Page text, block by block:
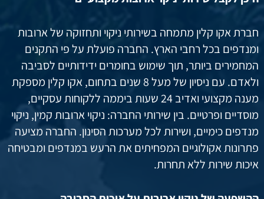
חברת אקו קלין מתמחה בשירותי ניקוי ותחזוקה של ארובות
ומנדפים בכל רחבי הארץ. החברה פועלת על פי התקנים
המחמירים ביותר, תוך שימוש בחומרים ידידותיים לסביבה
ולאדם. עם ניסיון של מעל 8 שנים בתחום, אקו קלין מספקת
מענה מקצועי ואדיב 24 שעות ביממה ללקוחות עסקיים,
מוסדיים ופרטיים. בין שירותי החברה: ניקוי ארובות קמין, ניקוי
מנדפים כימיים, ושירות לכל מערכות הסינון. החברה מציעה
פתרונות אקולוגיים המפחיתים את הרעש במנדפים ומבטיחה
איכות שירות ללא תחרות.